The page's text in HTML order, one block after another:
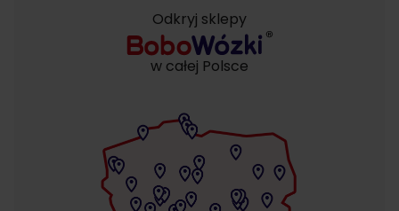
Odkryj sklepy
w całej Polsce